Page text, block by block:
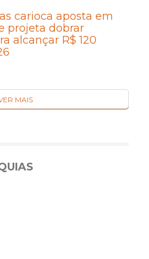
carioca aposta em
projeta dobrar
alcançar R$ 120
MAIS